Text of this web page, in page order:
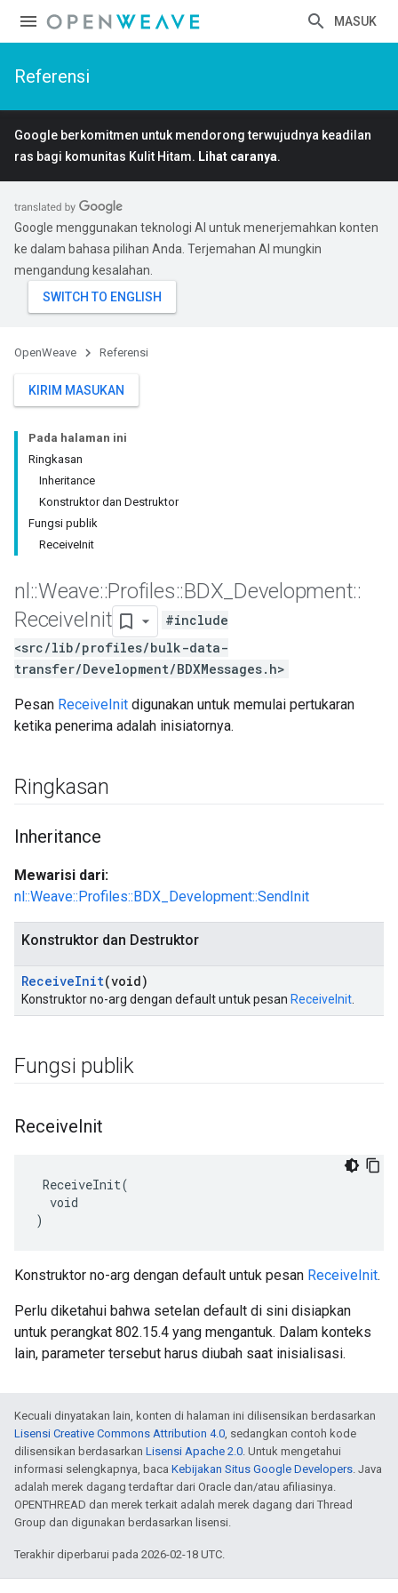
MASUK
Referensi
Google berkomitmen untuk mendorong terwujudnya keadilan
ras bagi komunitas Kulit Hitam. Lihat caranya.
Google menggunakan teknologi AI untuk menerjemahkan konten
ke dalam bahasa pilihan Anda. Terjemahan AI mungkin
mengandung kesalahan.
OpenWeave Referensi
KIRIM MASUKAN
Pada halaman ini
Ringkasan
Inheritance
Konstruktor dan Destruktor
Fungsi publik
ReceiveInit
nl ::Weave::Profiles::BDX Development::
ReceiveInit
#include
<src/lib/profiles/bulk-data-
transfer/Development/BDXMessages.h>
Pesan ReceiveInit digunakan untuk memulai pertukaran
ketika penerima adalah inisiatornya.
Ringkasan
Inheritance
Mewarisi dari:
nl::Weave::Profiles::BDX_Development::SendInit
Konstruktor dan Destruktor
ReceiveInit(void)
Konstruktor no-arg dengan default untuk pesan ReceiveInit
Fungsi publik
ReceiveInit
ReceiveInit(
  void
)
Konstruktor no-arg dengan default untuk pesan ReceiveInit.
Perlu diketahui bahwa setelan default di sini disiapkan
untuk perangkat 802.15.4 yang mengantuk. Dalam konteks
lain, parameter tersebut harus diubah saat inisialisasi.
Kecuali dinyatakan lain, konten di halaman ini dilisensikan berdasarkan
Lisensi Creative Commons Attribution 4.0, sedangkan contoh kode
dilisensikan berdasarkan Lisensi Apache 2.0. Untuk mengetahui
informasi selengkapnya, baca Kebijakan Situs Google Developers. Java
adalah merek dagang terdaftar dari Oracle dan/atau afiliasinya.
OPENTHREAD dan merek terkait adalah merek dagang dari Thread
Group dan digunakan berdasarkan lisensi.
Terakhir diperbarui pada 2026-02-18 UTC.